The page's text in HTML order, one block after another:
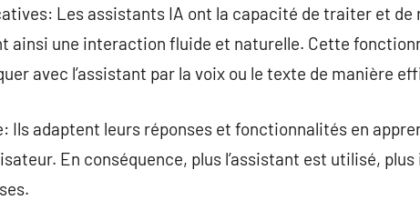
Les assistants IA ont la capacité de traiter et de
ainsi une interaction fluide et naturelle. Cette
avec l’assistant par la voix ou le texte de manière
Ils adaptent leurs réponses et fonctionnalités en
En conséquence, plus l’assistant est utilisé,